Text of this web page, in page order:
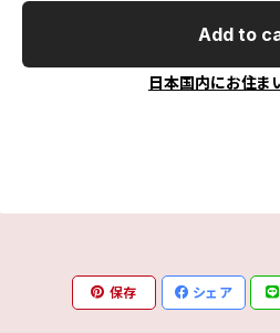
Add to
日本国内にお住ま
保存 シェア